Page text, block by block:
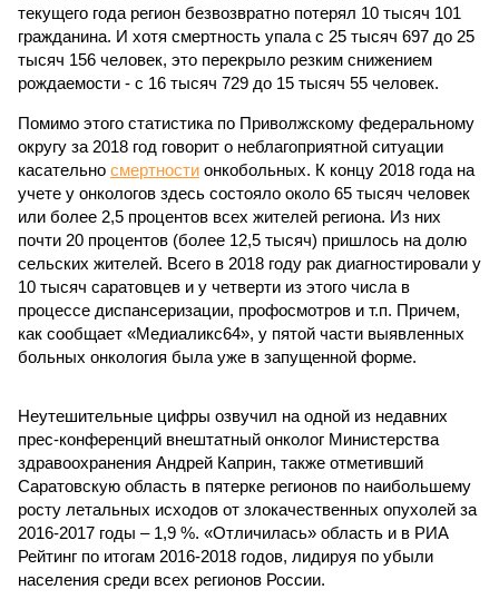
текущего года регион безвозвратно потерял 10 тысяч 101
гражданина. И хотя смертность упала с 25 тысяч 697 до 25
тысяч 156 человек, это перекрыло резким снижением
рождаемости - с 16 тысяч 729 до 15 тысяч 55 человек.
Помимо этого статистика по Приволжскому федеральному
округу за 2018 год говорит о неблагоприятной ситуации
касательно смертности онкобольных. К концу 2018 года на
учете у онкологов здесь состояло около 65 тысяч человек
или более 2,5 процентов всех жителей региона. Из них
почти 20 процентов (более 12,5 тысяч) пришлось на долю
сельских жителей. Всего в 2018 году рак диагностировали у
10 тысяч саратовцев и у четверти из этого числа в
процессе диспансеризации, профосмотров и т.п. Причем,
как сообщает «Медиаликс64», у пятой части выявленных
больных онкология была уже в запущенной форме.
Неутешительные цифры озвучил на одной из недавних
прес-конференций внештатный онколог Министерства
здравоохранения Андрей Каприн, также отметивший
Саратовскую область в пятерке регионов по наибольшему
росту летальных исходов от злокачественных опухолей за
2016-2017 годы – 1,9 %. «Отличилась» область и в РИА
Рейтинг по итогам 2016-2018 годов, лидируя по убыли
населения среди всех регионов России.